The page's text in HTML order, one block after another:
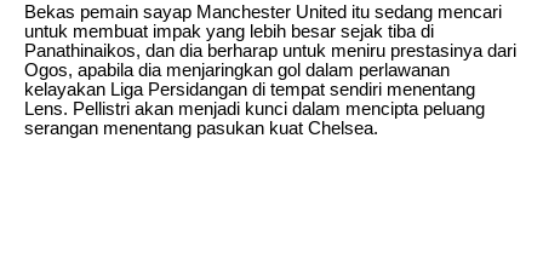
Bekas pemain sayap Manchester United itu sedang mencari
untuk membuat impak yang lebih besar sejak tiba di
Panathinaikos, dan dia berharap untuk meniru prestasinya dari
Ogos, apabila dia menjaringkan gol dalam perlawanan
kelayakan Liga Persidangan di tempat sendiri menentang
Lens. Pellistri akan menjadi kunci dalam mencipta peluang
serangan menentang pasukan kuat Chelsea.